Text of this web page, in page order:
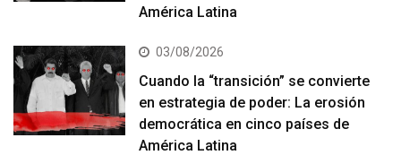
América Latina
03/08/2026
Cuando la “transición” se convierte
en estrategia de poder: La erosión
democrática en cinco países de
América Latina